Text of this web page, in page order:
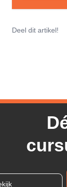
Deel dit artikel!